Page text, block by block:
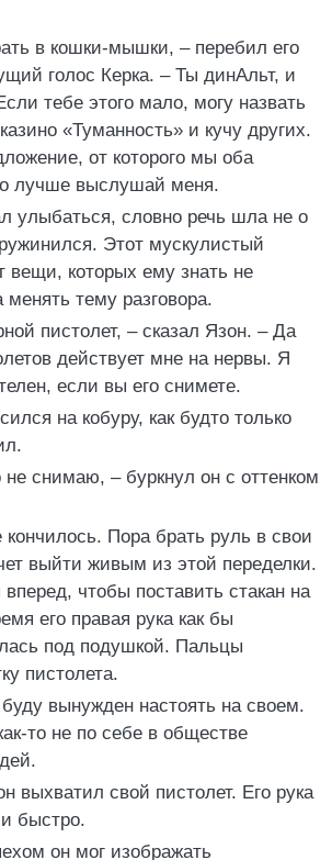
в кошки-мышки, – перебил его
голос Керка. – Ты динАльт, и
тебе этого мало, могу назвать
«Туманность» и кучу других.
от которого мы оба
лучше выслушай меня.
улыбаться, словно речь шла не о
Этот мускулистый
вещи, которых ему знать не
тему разговора.
пистолет, – сказал Язон. – Да
действует мне на нервы. Я
если вы его снимете.
на кобуру, как будто только
не снимаю, – буркнул он с оттенком
Пора брать руль в свои
выйти живым из этой переделки.
чтобы поставить стакан на
его правая рука как бы
под подушкой. Пальцы
пистолета.
вынужден настоять на своем.
то не по себе в обществе
выхватил свой пистолет. Его рука
быстро.
он мог изображать